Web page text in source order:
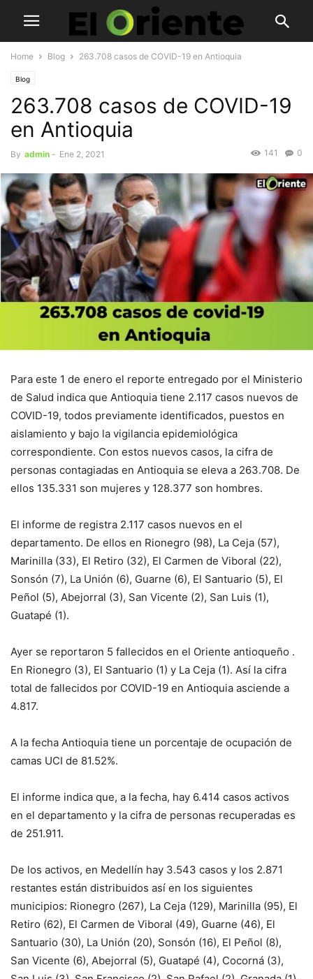
Home Blog 263.708 casos de COVID-19 en Antioquia
Blog
263.708 casos de COVID-19
en Antioquia
By admin - Ene 2, 2021 0
141
Para este 1 de enero el reporte entregado por el Ministerio
de Salud indica que Antioquia tiene 2.117 casos nuevos de
COVID-19, todos previamente identificados, puestos en
aislamiento y bajo la vigilancia epidemiológica
correspondiente. Con estos nuevos casos, la cifra de
personas contagiadas en Antioquia se eleva a 263.708. De
ellos 135.331 son mujeres y 128.377 son hombres.
El informe de registra 2.117 casos nuevos en el
departamento. De ellos en Rionegro (98), La Ceja (57),
Marinilla (33), El Retiro (32), El Carmen de Viboral (22),
Sonsón (7), La Unión (6), Guarne (6), El Santuario (5), El
Peñol (5), Abejorral (3), San Vicente (2), San Luis (1),
Guatapé (1).
Ayer se reportaron 5 fallecidos en el Oriente antioqueño .
En Rionegro (3), El Santuario (1) y La Ceja (1). Así la cifra
total de fallecidos por COVID-19 en Antioquia asciende a
4.817.
A la fecha Antioquia tiene un porcentaje de ocupación de
camas UCI de 81.52%.
El informe indica que, a la fecha, hay 6.414 casos activos
en el departamento y la cifra de personas recuperadas es
de 251.911.
De los activos, en Medellín hay 3.543 casos y los 2.871
restantes están distribuidos así en los siguientes
municipios: Rionegro (267), La Ceja (129), Marinilla (95), El
Retiro (62), El Carmen de Viboral (49), Guarne (46), El
Santuario (30), La Unión (20), Sonsón (16), El Peñol (8),
San Vicente (6), Abejorral (5), Guatapé (4), Cocorná (3),